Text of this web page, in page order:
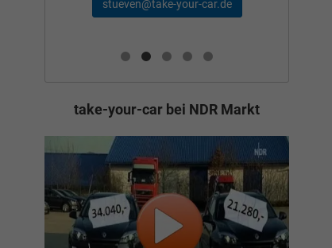
stueven@take-your-car.de
take-your-car bei NDR Markt